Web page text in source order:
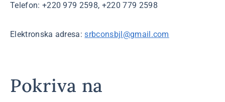
Telefon: +220 979 2598, +220 779 2598
Elektronska adresa:srbconsbjl@gmail.com
Pokriva na